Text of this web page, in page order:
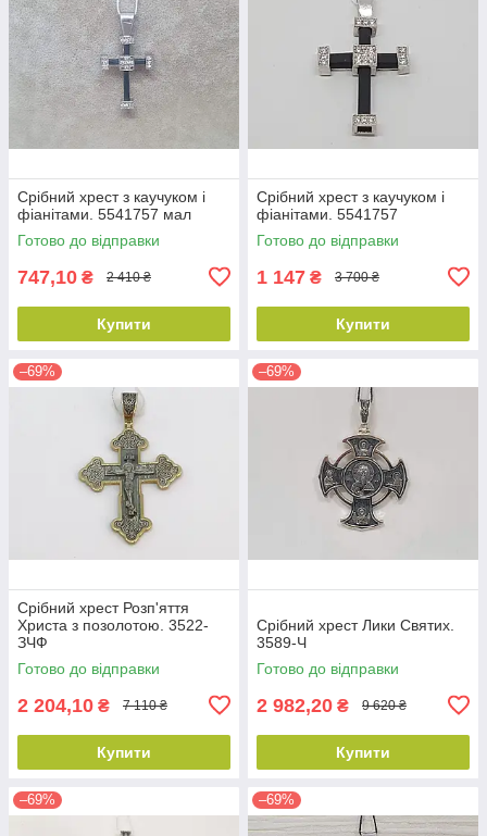
Срібний хрест з каучуком і
фіанітами. 5541757 мал
Готово до відправки
747,10 ₴ 2 410 ₴
Купити
Срібний хрест з каучуком і
фіанітами. 5541757
Готово до відправки
1 147 ₴ 3 700 ₴
Купити
–69%
Срібний хрест Розп'яття
Христа з позолотою. 3522-
ЗЧФ
Готово до відправки
2 204,10 ₴ 7 110 ₴
Купити
–69%
Срібний хрест Лики Святих.
3589-Ч
Готово до відправки
2 982,20 ₴ 9 620 ₴
Купити
–69% –69%